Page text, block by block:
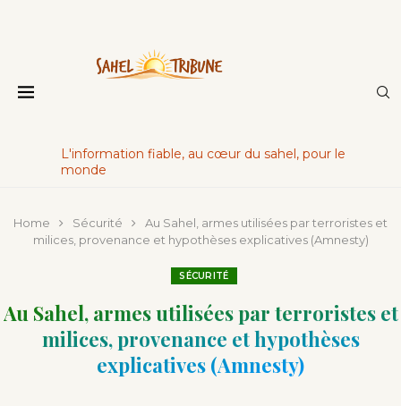
L'information fiable, au cœur du sahel, pour le
monde
Home Sécurité
Au Sahel, armes utilisées par terroristes et
milices, provenance et hypothèses explicatives (Amnesty)
SÉCURITÉ
Au Sahel, armes utilisées par terroristes et
milices, provenance et hypothèses
explicatives (Amnesty)